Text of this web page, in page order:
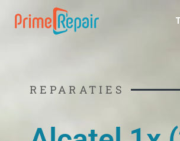
naar
REPARATIES